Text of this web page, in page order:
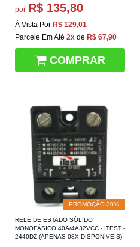
por R$ 135,80
À Vista Por R$ 129,01
Parcele Em Até 2x de R$ 67,90
COMPRAR
PROMOÇÃO 30%
RELÉ DE ESTADO SÓLIDO
MONOFÁSICO 40A/4A32VCC - ITEST -
2440DZ (APENAS 08X DISPONÍVEIS)